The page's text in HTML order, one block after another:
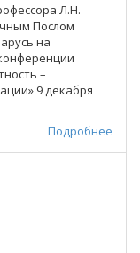
Л.Н.
Послом
на
–
9 декабря
Подробнее